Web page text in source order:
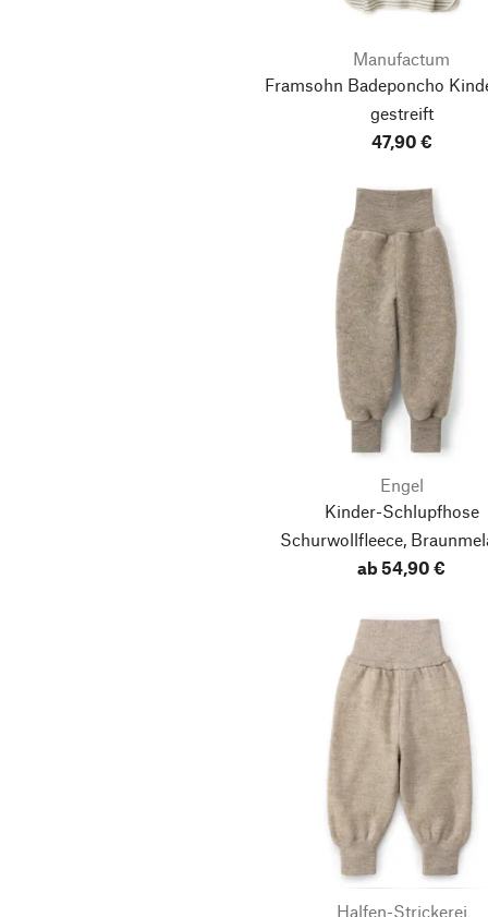
Manufactum
Framsohn Badeponcho
gestreift
47,90 €
Engel
Kinder-Schlupfhose
Schurwollfleece,
ab 54,90 €
Halfen-Strickerei